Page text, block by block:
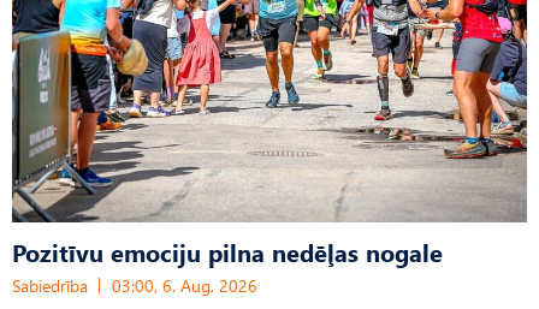
Pozitīvu emociju pilna nedēļas nogale
Sabiedrība 03:00, 6. Aug, 2026